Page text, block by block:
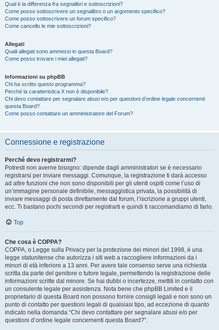
Qual è la differenza fra segnalibri e sottoscrizioni?
Come posso sottoscrivere un segnalibro o un argomento specifico?
Come posso sottoscrivere un forum specifico?
Come cancello le mie sottoscrizioni?
Allegati
Quali allegati sono ammessi in questa Board?
Come posso trovare i miei allegati?
Informazioni su phpBB
Chi ha scritto questo programma?
Perché la caratteristica X non è disponibile?
Chi devo contattare per segnalare abusi e/o per questioni d’ordine legale concernenti
questa Board?
Come posso contattare un amministratore del Forum?
Connessione e registrazione
Perché devo registrarmi?
Potresti non averne bisogno: dipende dagli amministratori se è necessario
registrarsi per inviare messaggi. Comunque, la registrazione ti darà accesso
ad altre funzioni che non sono disponibili per gli utenti ospiti come l’uso di
un’immagine personale definibile, messaggistica privata, la possibilità di
inviare messaggi di posta direttamente dal forum, l’iscrizione a gruppi utenti,
ecc. Ti bastano pochi secondi per registrarti e quindi ti raccomandiamo di farlo.
Top
Che cosa è COPPA?
COPPA, o Legge sulla Privacy per la protezione dei minori del 1998, è una
legge statunitense che autorizza i siti web a raccogliere informazioni da i
minori di età inferiore a 13 anni. Per avere tale consenso serve una richiesta
scritta da parte del genitore o tutore legale, permettendo la registrazione delle
informazioni scritte dal minore. Se hai dubbi o incertezze, mettiti in contatto con
un consulente legale per assistenza. Nota bene che phpBB Limited e il
proprietario di questa Board non possono fornire consigli legali e non sono un
punto di contatto per questioni legali di qualsiasi tipo, ad eccezione di quanto
indicato nella domanda “Chi devo contattare per segnalare abusi e/o per
questioni d’ordine legale concernenti questa Board?”.